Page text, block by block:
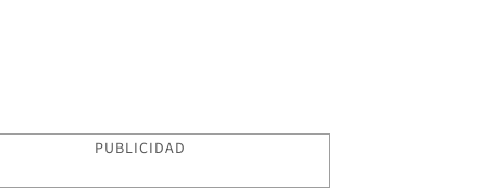
PUBLICIDAD